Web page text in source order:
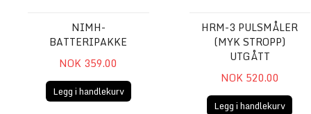
NIMH-
BATTERIPAKKE
NOK 359.00
Legg i handlekurv
HRM-3 PULSMÅLER
(MYK STROPP)
UTGÅTT
NOK 520.00
Legg i handlekurv